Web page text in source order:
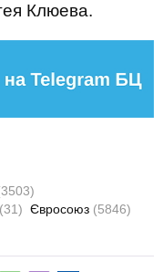
Клюева.
(31) Євросоюз (5846)